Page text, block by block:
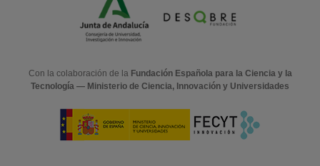
Con la colaboración de la Fundación Española para la Ciencia y la
Tecnología — Ministerio de Ciencia, Innovación y Universidades